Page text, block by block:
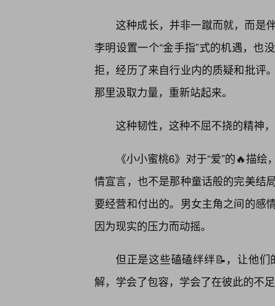
这种成长，并非一蹴而就，而是
李明设置一个“金手指”式的机遇，也
拒，经历了来自行业内的质疑和批评
那里汲取力量，重新站起来。
这种韧性，这种不屈不挠的精神
《小小蜜桃6》对于“爱”的🔥描
情宣言，也不是那种童话般的完美结
要经营和付出的。男女主角之间的感
因为现实的压力而动摇。
但正是这些磕磕绊绊📝，让他
解，学会了包容，学会了在彼此的不